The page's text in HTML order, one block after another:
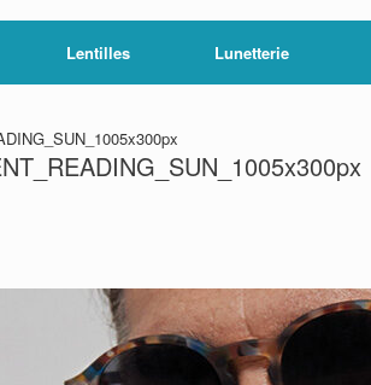
Lentilles Lunetterie